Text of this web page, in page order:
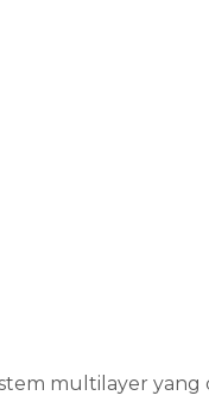
multilayer